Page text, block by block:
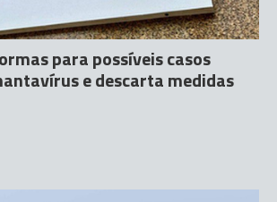
para possíveis casos
e descarta medidas